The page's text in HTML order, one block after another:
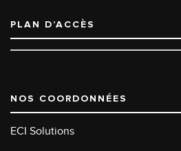
PLAN D’ACCÈS
NOS COORDONNÉES
ECI Solutions